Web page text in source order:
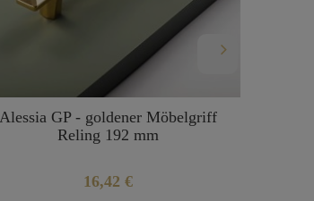
Alessia GP - goldener Möbelgriff
Reling 192 mm
16,42 €